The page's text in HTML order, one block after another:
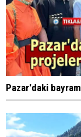
Pazar'daki